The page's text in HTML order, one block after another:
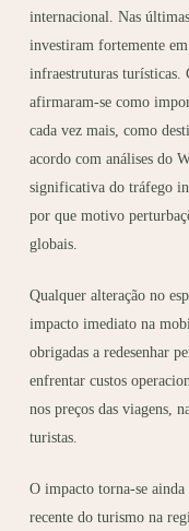
internacional. Nas
investiram fortemente
infraestruturas turísticas.
afirmaram-se como
cada vez mais, como
acordo com análises do
significativa do tráfego
por que motivo
globais.
Qualquer alteração no
impacto imediato na
obrigadas a redesenhar
enfrentar custos
nos preços das viagens,
turistas.
O impacto torna-se ainda
recente do turismo na